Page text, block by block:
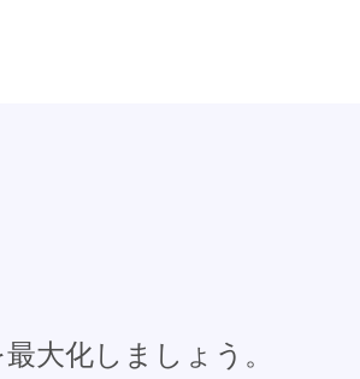
大化しましょう。